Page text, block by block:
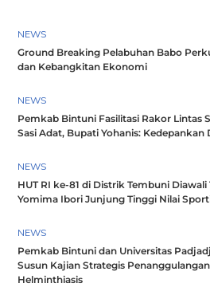
NEWS
Ground Breaking Pelabuhan Babo
dan Kebangkitan Ekonomi
NEWS
Pemkab Bintuni Fasilitasi Rakor Lintas
Sasi Adat, Bupati Yohanis: Kedepankan
NEWS
HUT RI ke-81 di Distrik Tembuni
Yomima Ibori Junjung Tinggi Nilai
NEWS
Pemkab Bintuni dan Universitas
Susun Kajian Strategis
Helminthiasis